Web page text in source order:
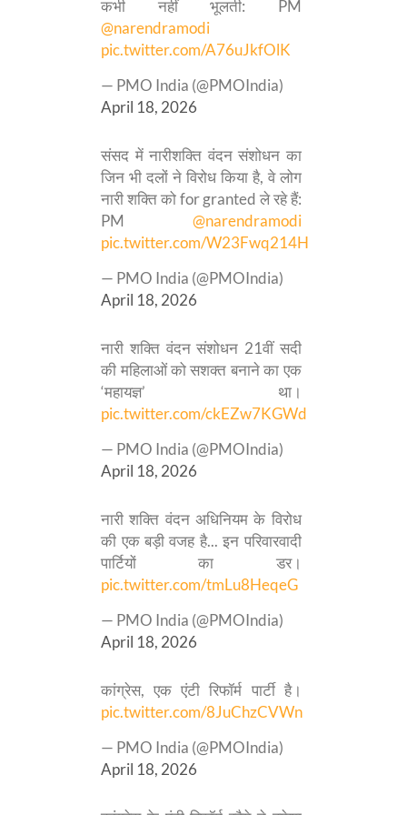
कभी नहीं भूलती: PM
@narendramodi
pic.twitter.com/A76uJkfOlK
— PMO India (@PMOIndia)
April 18, 2026
संसद में नारीशक्ति वंदन संशोधन का
जिन भी दलों ने विरोध किया है, वे लोग
नारी शक्ति को for granted ले रहे हैं:
PM @narendramodi
pic.twitter.com/W23Fwq214H
— PMO India (@PMOIndia)
April 18, 2026
नारी शक्ति वंदन संशोधन 21वीं सदी
की महिलाओं को सशक्त बनाने का एक
‘महायज्ञ’ था।
pic.twitter.com/ckEZw7KGWd
— PMO India (@PMOIndia)
April 18, 2026
नारी शक्ति वंदन अधिनियम के विरोध
की एक बड़ी वजह है... इन परिवारवादी
पार्टियों का डर।
pic.twitter.com/tmLu8HeqeG
— PMO India (@PMOIndia)
April 18, 2026
कांग्रेस, एक एंटी रिफॉर्म पार्टी है।
pic.twitter.com/8JuChzCVWn
— PMO India (@PMOIndia)
April 18, 2026